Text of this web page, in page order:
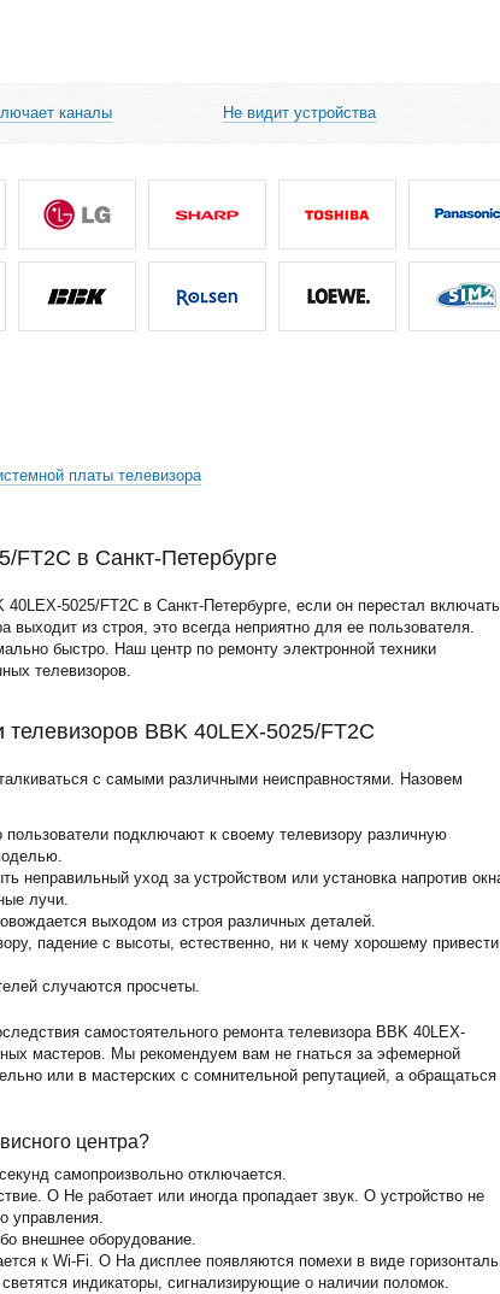
каналы Не видит устройства
платы телевизора
FT2C в Санкт-Петербурге
5025/FT2C в Санкт-Петербурге, если он перестал
выходит из строя, это всегда неприятно для ее пользователя.
быстро. Наш центр по ремонту электронной техники
телевизоров.
BBK 40LEX-5025/FT2C
с самыми различными неисправностями. Назовем
подключают к своему телевизору различную
неправильный уход за устройством или установка напротив
лучи.
выходом из строя различных деталей.
падение с высоты, естественно, ни к чему хорошему
случаются просчеты.
самостоятельного ремонта телевизора BBK 40LEX-
мастеров. Мы рекомендуем вам не гнаться за эфемерной
или в мастерских с сомнительной репутацией, а обращаться
центра?
самопроизвольно отключается.
O Не работает или иногда пропадает звук. O устройство не
управления.
внешнее оборудование.
к Wi-Fi. O На дисплее появляются помехи в виде
индикаторы, сигнализирующие о наличии поломок.